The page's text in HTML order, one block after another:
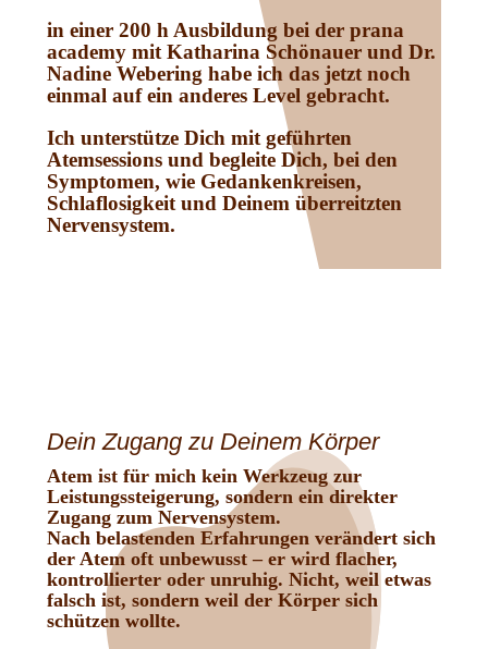
in einer 200 h Ausbildung bei der prana
academy mit Katharina Schönauer und Dr.
Nadine Webering habe ich das jetzt noch
einmal auf ein anderes Level gebracht.
Ich unterstütze Dich mit geführten
Atemsessions und begleite Dich, bei den
Symptomen, wie Gedankenkreisen,
Schlaflosigkeit und Deinem überreitzten
Nervensystem.
Dein Zugang zu Deinem Körper
Atem ist für mich kein Werkzeug zur
Leistungssteigerung, sondern ein direkter
Zugang zum Nervensystem.
Nach belastenden Erfahrungen verändert sich
der Atem oft unbewusst – er wird flacher,
kontrollierter oder unruhig. Nicht, weil etwas
falsch ist, sondern weil der Körper sich
schützen wollte.